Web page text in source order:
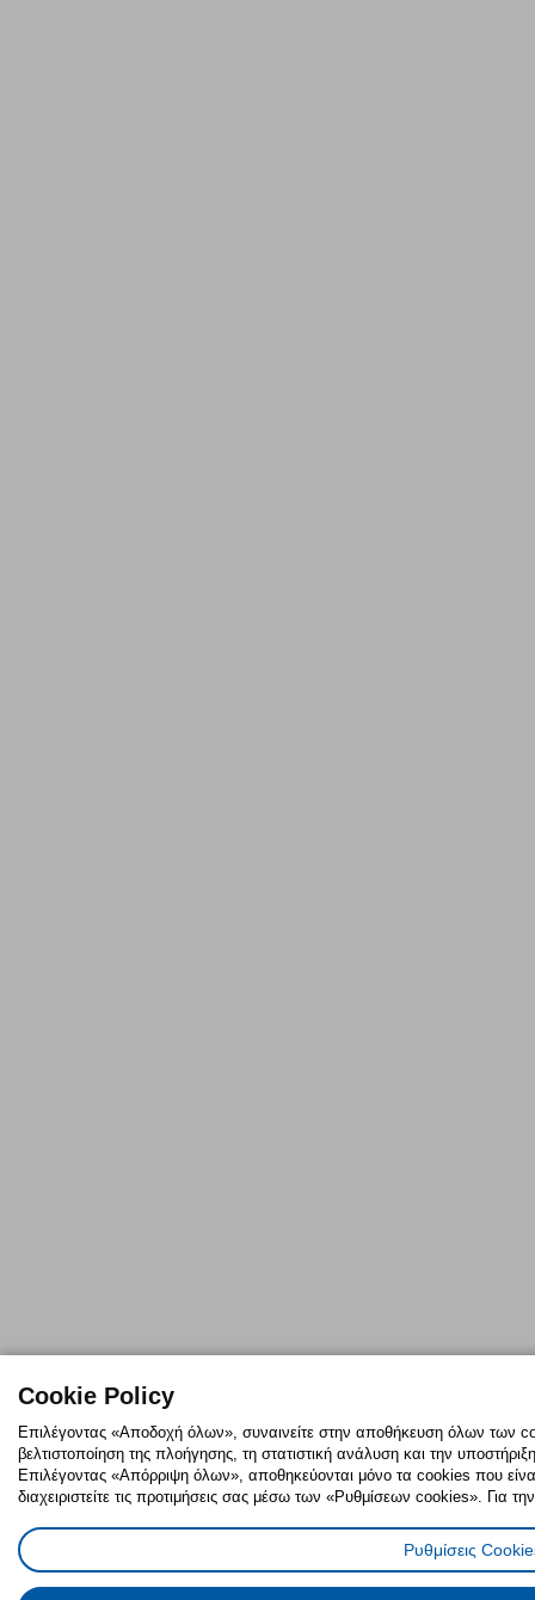
Cookie Policy
Επιλέγοντας «Αποδοχή όλων», συναινείτε στην αποθήκευση όλων των
βελτιστοποίηση της πλοήγησης, τη στατιστική ανάλυση και την
Επιλέγοντας «Απόρριψη όλων», αποθηκεύονται μόνο τα cookies που
διαχειριστείτε τις προτιμήσεις σας μέσω των «Ρυθμίσεων cookies». Για
Ρυθμίσεις